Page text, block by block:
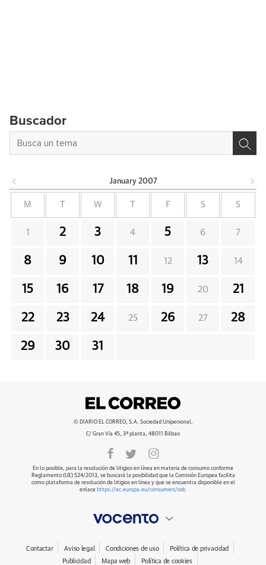
Buscador
January 2007
M W F S S
1 2 3 4 5 6 7
8 9 10 11 12 13 14
15 16 17 18 19 20 21
22 23 24 25 26 27 28
29 30 31
© DIARIO EL CORREO, S.A. Sociedad Unipersonal.
C/ Gran Vía 45, 3ª planta, 48011 Bilbao
En lo posible, para la resolución de litigios en línea en materia de consumo conforme
Reglamento (UE) 524/2013, se buscará la posibilidad que la Comisión Europea facilita
como plataforma de resolución de litigios en línea y que se encuentra disponible en el
enlace https://ec.europa.eu/consumers/odr.
Contactar Aviso legal Condiciones de uso
Política de privacidad
Publicidad
Mapa web Política de cookies